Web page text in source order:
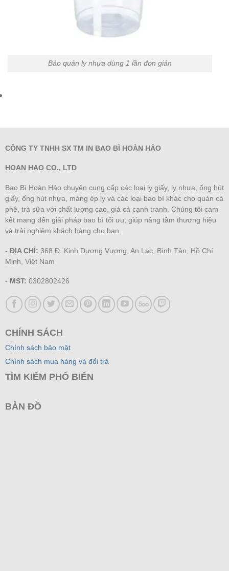
Bảo quản ly nhựa dùng 1 lần đơn giản
CÔNG TY TNHH SX TM IN BAO BÌ HOÀN HẢO
HOAN HAO CO., LTD
Bao Bì Hoàn Hảo chuyên cung cấp các loại ly giấy, ly nhựa, ống hút
giấy, ống hút nhựa, màng ép ly và các loại bao bì khác cho quán cà
phê, trà sữa với chất lượng cao, giá cả cạnh tranh. Chúng tôi cam
kết mang đến giải pháp bao bì tối ưu, giúp nâng tầm thương hiệu
và trải nghiệm khách hàng cho bạn.
- ĐỊA CHỈ: 368 Đ. Kinh Dương Vương, An Lạc, Bình Tân, Hồ Chí
Minh, Việt Nam
- MST: 0302802426
CHÍNH SÁCH
Chính sách bảo mật
Chính sách mua hàng và đổi trả
TÌM KIẾM PHỔ BIẾN
BẢN ĐỒ